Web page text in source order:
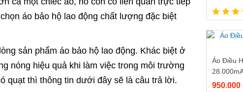
áo bảo hộ lao động chất lượng đặc biệt
sản phẩm áo bảo hộ lao động. Khác biệt ở
nóng hiệu quả khi làm việc trong môi trường
quạt thì thông tin dưới đây sẽ là câu trả lời.
Áo Điều
950.000